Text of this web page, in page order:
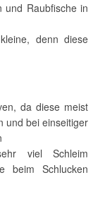
und Raubfische in
denn diese
da diese meist
und bei einseitiger
viel Schleim
beim Schlucken